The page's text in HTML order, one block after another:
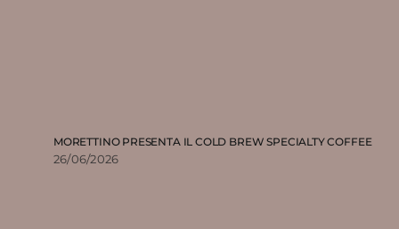
MORETTINO PRESENTA IL COLD BREW SPECIALTY COFFEE
26/06/2026